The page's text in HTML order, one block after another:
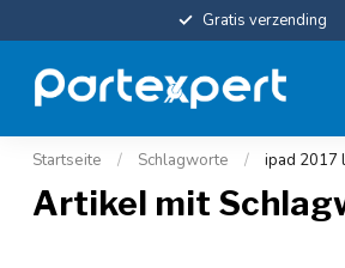
Gratis verzending
Startseite / Schlagworte / ipad 2017
Artikel mit